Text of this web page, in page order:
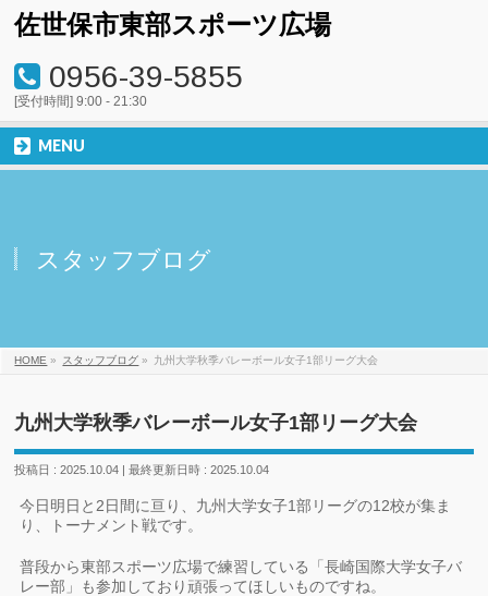
佐世保市東部スポーツ広場
0956-39-5855
[受付時間] 9:00 - 21:30
MENU
スタッフブログ
HOME » スタッフブログ » 九州大学秋季バレーボール女子1部リーグ大会
九州大学秋季バレーボール女子1部リーグ大会
投稿日 : 2025.10.04 最終更新日時 : 2025.10.04
今日明日と2日間に亘り、九州大学女子1部リーグの12校が集ま
り、トーナメント戦です。
普段から東部スポーツ広場で練習している「長崎国際大学女子バ
レー部」も参加しており頑張ってほしいものですね。